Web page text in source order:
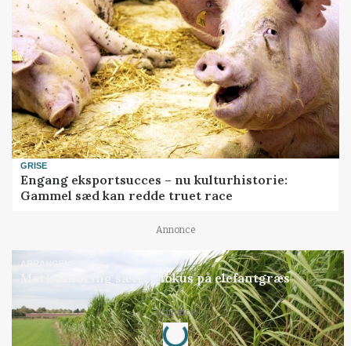
GRISE
Engang eksportsucces – nu kulturhistorie:
Gammel sæd kan redde truet race
Annonce
ARRANGEMENT
Markvandring sætter fokus på elefantgræs
Annonce
Loading...